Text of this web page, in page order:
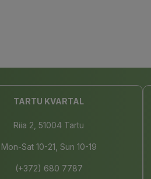
TARTU KVARTAL
Riia 2, 51004 Tartu
Mon-Sat 10-21, Sun 10-19
(+372) 680 7787